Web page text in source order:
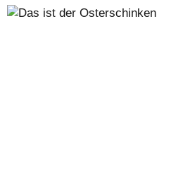
UNGARISCHER
FEUERTOPF